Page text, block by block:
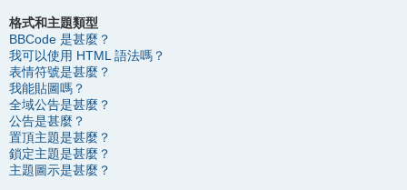
格式和主題類型
BBCode 是甚麼？
我可以使用 HTML 語法嗎？
表情符號是甚麼？
我能貼圖嗎？
全域公告是甚麼？
公告是甚麼？
置頂主題是甚麼？
鎖定主題是甚麼？
主題圖示是甚麼？